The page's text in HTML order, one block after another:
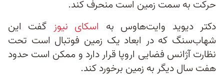
حرکت به سمت زمین است منحرف کند.
دکتر دیوید وایت‌هاوس به اسکای نیوز گفت این
شهاب‌سنگ که در ابعاد یک زمین فوتبال است تحت
نظارت آژانس فضایی اروپا قرار دارد و ممکن است حدود
هفت سال دیگر به زمین برخورد کند.